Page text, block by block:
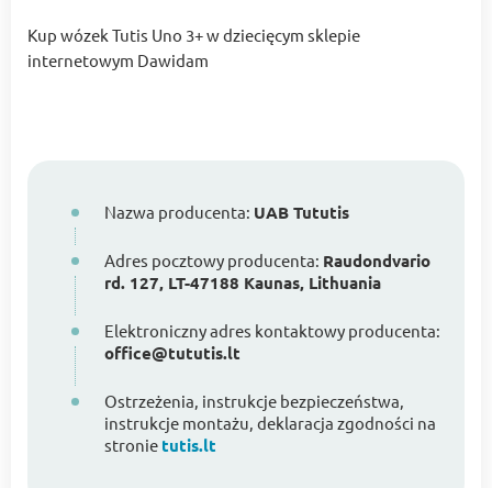
Kup wózek Tutis Uno 3+ w dziecięcym sklepie
internetowym Dawidam
Nazwa producenta: UAB Tututis
Adres pocztowy producenta: Raudondvario
rd. 127, LT-47188 Kaunas, Lithuania
Elektroniczny adres kontaktowy producenta:
office@tututis.lt
Ostrzeżenia, instrukcje bezpieczeństwa,
instrukcje montażu, deklaracja zgodności na
stronie tutis.lt